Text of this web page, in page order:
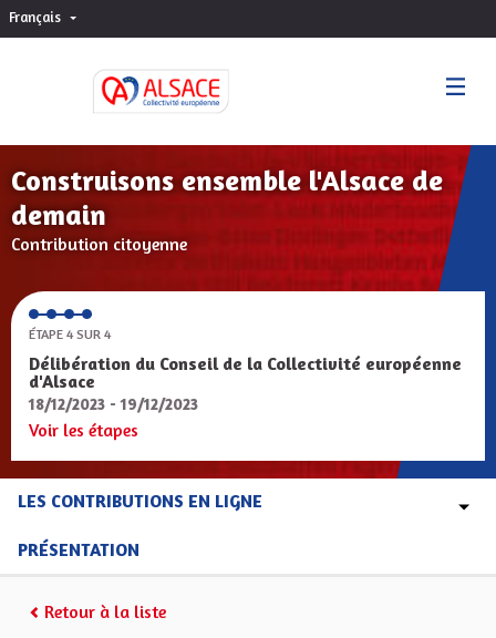
Français Choisir la langue
Construisons ensemble l'Alsace de
demain
Contribution citoyenne
ÉTAPE 4 SUR 4
Délibération du Conseil de la Collectivité européenne
d'Alsace
18/12/2023 - 19/12/2023
Voir les étapes
LES CONTRIBUTIONS EN LIGNE
PRÉSENTATION
Retour à la liste